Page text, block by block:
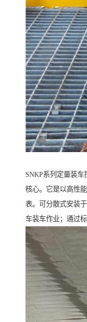
SNKP系列定量装
核心。它是以高性
表。可分散式安装
车装车作业；通过